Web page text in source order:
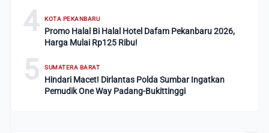
4 KOTA PEKANBARU
Promo Halal Bi Halal Hotel Dafam Pekanbaru 2026,
Harga Mulai Rp125 Ribu!
5 SUMATERA BARAT
Hindari Macet! Dirlantas Polda Sumbar Ingatkan
Pemudik One Way Padang-Bukittinggi